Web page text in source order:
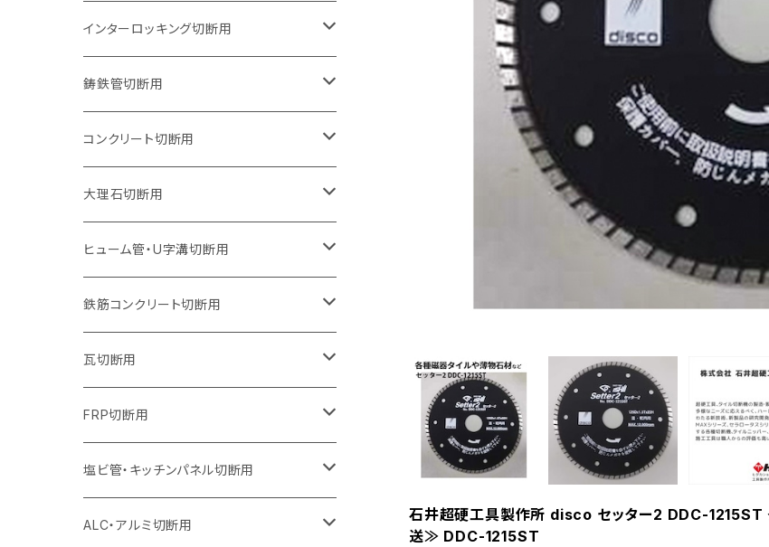
石井超硬工具製作所 disco セッター2 DDC-1215ST
送≫ DDC-1215ST
石井超硬電動切断機 取付用
セグメントタイプ（ビス穴付き
セグメントタイプ
セグメントタイプ（ビス穴付き
150mm（6インチ）
セグメントタイプ
180mm（7インチ）
セグメントタイプ
205mm（8インチ）
セグメントタイプ
230mm（9インチ）
セグメントタイプ
305mm（12インチ）
セグメント
セグメント（特殊凸凹加工チップ）
355mm（14インチ）
セグメント
セグメント（特殊凸凹加工チップ）
405mm（16インチ）
セグメントタイプ
セグメントタイプ
ウェーブタイプ
125mm（5インチ）
セグメントタイプ
ウェーブタイプ
150mm（6インチ）
セグメントタイプ
ウェーブタイプ
180mm（7インチ）
セグメントタイプ
ウェーブタイプ
205mm（8インチ）
セグメントタイプ
ウェーブタイプ
230mm（9インチ）
セグメントタイプ
ウェーブタイプ
255mm（10インチ）
セグメントタイプ
305mm（12インチ）
セグメント
セグメント（特殊凸凹加工チップ）
355mm（14インチ）
セグメント
セグメント（特殊凸凹加工チップ）
105mm（4インチ）
セグメントタイプ
ウェーブタイプ
125mm（5インチ）
セグメントタイプ
ウェーブタイプ
150mm（6インチ）
セグメントタイプ
ウェーブタイプ
180mm（7インチ）
セグメントタイプ
ウェーブタイプ
205mm（8インチ）
セグメントタイプ
ウェーブタイプ
230mm（9インチ）
セグメントタイプ
ウェーブタイプ
255mm（10インチ）
セグメントタイプ
305mm（12インチ）
セグメント
セグメント（特殊凸凹加工チップ）
355mm（14インチ）
セグメント
インターロッキング切断用
105mm（4インチ）
セグメントタイプ
セグメントタイプ（ビス穴付き
125mm（5インチ）
セグメントタイプ
セグメントタイプ（ビス穴付き
150mm（6インチ）
セグメントタイプ
180mm（7インチ）
セグメントタイプ
205mm（8インチ）
セグメントタイプ
230mm（9インチ）
セグメントタイプ
255mm（10インチ）
セグメントタイプ（一般道路カッター用
305mm（12インチ）
セグメントタイプ
355mm（14インチ）
鋳鉄管切断用
105mm（4インチ）
セグメントタイプ
セグメントタイプ（ビス穴付き
125mm（5インチ）
セグメントタイプ
セグメントタイプ（ビス穴付き
150mm（6インチ）
セグメントタイプ
180mm（7インチ）
セグメントタイプ
205mm（8インチ）
セグメントタイプ
230mm（9インチ）
セグメントタイプ
305mm（12インチ）
セグメントタイプ
355mm（14インチ）
コンクリート切断用
105mm（4インチ）
セグメントタイプ
ウェーブタイプ
125mm（5インチ）
セグメントタイプ
ウェーブタイプ
150mm（6インチ）
セグメントタイプ
ウェーブタイプ
180mm（7インチ）
セグメントタイプ
ウェーブタイプ
205mm（8インチ）
セグメントタイプ
ウェーブタイプ
230mm（9インチ）
セグメントタイプ
255mm（10インチ）
大理石切断用
125mm（5インチ）
ヒューム管・U字溝切断用
105mm（4インチ）
セグメントタイプ
125mm（5インチ）
セグメントタイプ
150mm（6インチ）
セグメントタイプ
180mm（7インチ）
セグメントタイプ
205mm（8インチ）
鉄筋コンクリート切断用
305mm（12インチ）
セグメントタイプ
355mm（14インチ）
セグメントタイプ
405mm（16インチ）
セグメントタイプ
瓦切断用
105mm（4インチ）
FRP切断用
125ｍｍ（5インチ）
塩ビ管・キッチンパネル切断用
125ｍｍ（5インチ）
ALC・アルミ切断用